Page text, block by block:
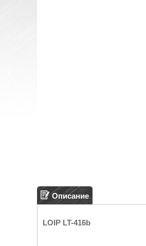
Описание
LOIP LT-416b